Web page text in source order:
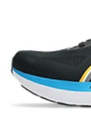
Our outsole and
return for an
3D GUIDANCE
Adaptive, on-
platform geometry
Rearfoot
Softer, updated
Approximately